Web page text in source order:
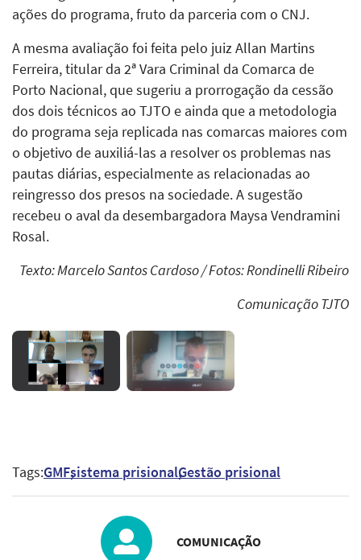
ações do programa, fruto da parceria com o CNJ.
A mesma avaliação foi feita pelo juiz Allan Martins
Ferreira, titular da 2ª Vara Criminal da Comarca de
Porto Nacional, que sugeriu a prorrogação da cessão
dos dois técnicos ao TJTO e ainda que a metodologia
do programa seja replicada nas comarcas maiores com
o objetivo de auxiliá-las a resolver os problemas nas
pautas diárias, especialmente as relacionadas ao
reingresso dos presos na sociedade. A sugestão
recebeu o aval da desembargadora Maysa Vendramini
Rosal.
Texto: Marcelo Santos Cardoso / Fotos: Rondinelli Ribeiro
Comunicação TJTO
Tags:GMFsistema prisionalGestão prisional
COMUNICAÇÃO